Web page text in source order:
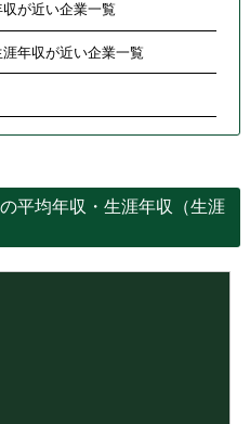
が近い企業一覧
年収が近い企業一覧
平均年収・生涯年収（生涯